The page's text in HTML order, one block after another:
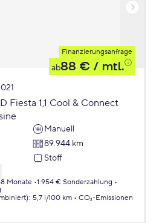
Finanzierungsanfrage
ab88 € / mtl.
Fiesta 1,1 Cool & Connect
Manuell
89.944 km
Stoff
Monate 1.954 € Sonderzahlung
: 5,7 l/100 km
CO₂-Emissionen